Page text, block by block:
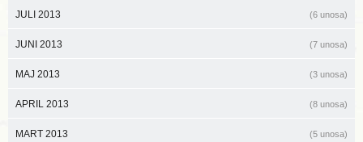
JULI 2013 (6 unosa)
JUNI 2013 (7 unosa)
MAJ 2013 (3 unosa)
APRIL 2013 (8 unosa)
MART 2013 (5 unosa)